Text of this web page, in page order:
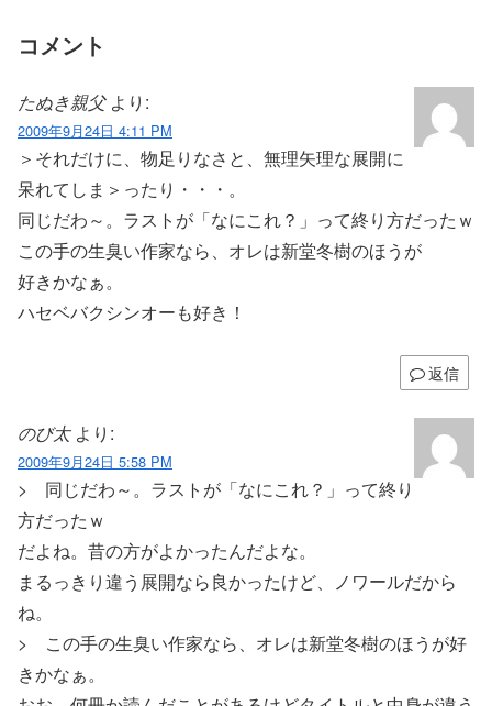
コメント
たぬき親父 より:
2009年9月24日 4:11 PM
＞それだけに、物足りなさと、無理矢理な展開に
呆れてしま＞ったり・・・。
同じだわ～。ラストが「なにこれ？」って終り方だったｗ
この手の生臭い作家なら、オレは新堂冬樹のほうが
好きかなぁ。
ハセベバクシンオーも好き！
返信
のび太 より:
2009年9月24日 5:58 PM
> 同じだわ～。ラストが「なにこれ？」って終り
方だったｗ
だよね。昔の方がよかったんだよな。
まるっきり違う展開なら良かったけど、ノワールだから
ね。
> この手の生臭い作家なら、オレは新堂冬樹のほうが好
きかなぁ。